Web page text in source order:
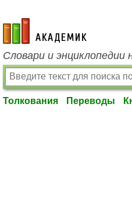
academic.ru
Словари и энциклопедии
Толкования Переводы